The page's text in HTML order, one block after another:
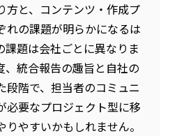
方と、コンテンツ・作成プ
れの課題が明らかになるは
課題は会社ごとに異なりま
、統合報告の趣旨と自社の
段階で、担当者のコミュニ
必要なプロジェクト型に移
りやすいかもしれません。